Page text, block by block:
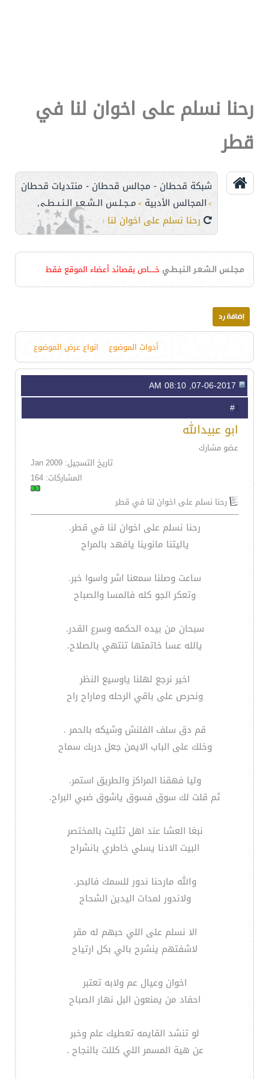
رحنا نسلم على اخوان لنا في
قطر
شبكة قحطان - مجالس قحطان - منتديات قحطان
> المجالس الأدبية > مـجـلـس الـشـعـر الـنـبـطـي
رحنا نسلم على اخوان لنا في قطر
مـجـلـس الـشـعـر الـنـبـطـي خـــــاص بقصائد أعضاء الموقع فقط
أدوات الموضوع انواع عرض الموضوع
1
ابو عبيدالله
عضو مشارك
تاريخ التسجيل: Jan 2009
المشاركات: 164
رحنا نسلم على اخوان لنا في قطر
رحنا نسلم على اخوان لنا في قطر.
ياليتنا مانوينا يافهد بالمراح
ساعت وصلنا سمعنا اشر واسوا خبر.
وتعكر الجو كله فالمسا والصباح
سبحان من بيده الحكمه وسرع القدر.
يالله عسا خاتمتها تنتهي بالصلاح.
اخير نرجع لهلنا ياوسيع النظر
ونحرص على باقي الرحله وماراح راح
قم دق سلف الفلنش وشيكه بالحمر .
وخلك على الباب الايمن جعل دربك سماح
وليا فهقنا المراكز والطريق استمر.
ثم قلت لك سوق فسوق ياشوق ضبي البراح.
نبغا العشا عند اهل تثليت بالمختصر
البيت الادنا يسلي خاطري بانشراح
والله مارحنا ندور للسمك فالبحر.
ولاندور لمدات اليدين الشحاح
الا نسلم على اللي حبهم له مقر
لاشفتهم ينشرح بالي بكل ارتياح
اخوان وعيال عم ولابه تعتبر
احفاد من يمنعون البل نهار الصباح
لو تنشد القايمه تعطيك علم وخبر
عن هية المسمر اللي كللت بالنجاح .